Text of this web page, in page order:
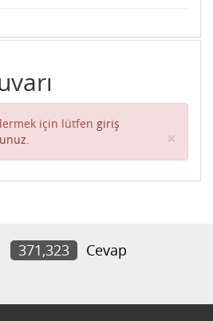
için lütfen giriş
. ×
371,323
Cevap